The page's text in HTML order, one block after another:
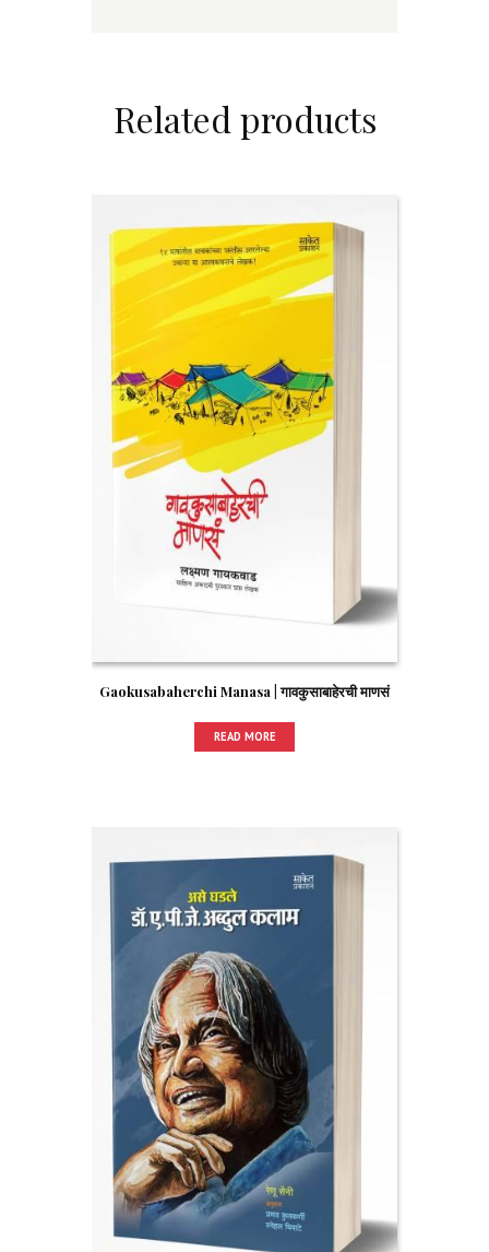
Related products
Gaokusabaherchi Manasa | गावकुसाबाहेरची माणसं
READ MORE